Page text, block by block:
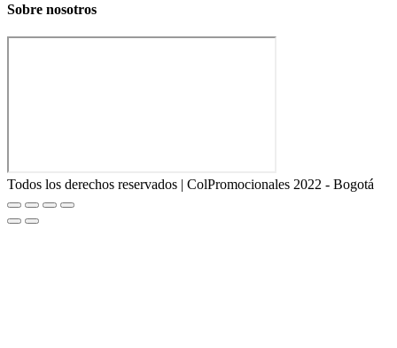
Sobre nosotros
Todos los derechos reservados | ColPromocionales 2022 - Bogotá